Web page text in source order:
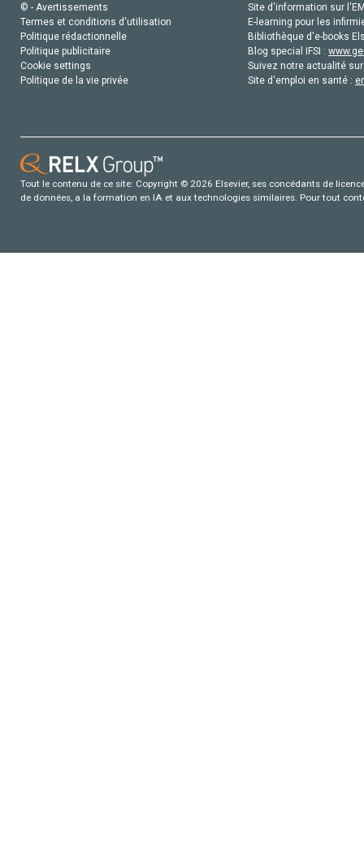
© - Avertissements
Termes et conditions d'utilisation
Politique rédactionnelle
Politique publicitaire
Cookie settings
Politique de la vie privée
Site d'information sur
E-learning pour les
Bibliothèque d'e-books
Blog special IFSI :
Suivez notre actualité
Site d'emploi en santé :
Tout le contenu de ce site: Copyright © 2026 Elsevier, ses concédants de
de données, a la formation en IA et aux technologies similaires. Pour tout